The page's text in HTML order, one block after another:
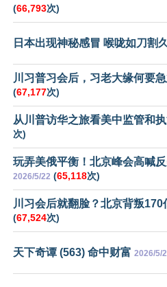
(66,793次)
日本出现神秘感冒 喉咙如刀割
川习普习会后，习老大缘何要
(67,177次)
从川普访华之旅看美中监管和
次)
玩弄美俄平衡！北京峰会高喊
2026/5/22 (65,118次)
川习会后就翻脸？北京背叛170
(67,524次)
天下奇谭 (563) 命中财富 2026/5/